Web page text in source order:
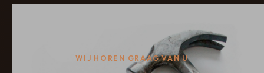
WIJ HOREN GRAAG VAN U